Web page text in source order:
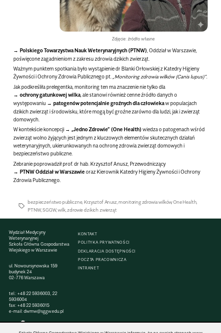
Zdjęcie: źródło własne
Polskiego Towarzystwa Nauk Weterynaryjnych (PTNW) , Oddział w Warszawie
poświęcone zagadnieniom z zakresu zdrowia dzikich zwierząt.
Ważnym punktem spotkania było wystąpieniedr Blanki Orłowskiejz Katedry Higieny
Żywności i Ochrony Zdrowia Publicznego pt.
„Monitoring zdrowia wilków (Canis lupus)”.
Jak podkreśliła prelegentka, monitoring ten ma znaczenie nie tylko dla
ochrony gatunkowej wilka , ale stanowi równieżcenne źródło danych o
występowaniu
patogenów potencjalnie groźnych dla człowiekaw populacjach
dzikich zwierząt i środowisku, które mogą być groźne zarówno dla ludzi, jak i zwierząt
domowych.
W kontekście koncepcji
„Jedno Zdrowie” (One Health) wiedza o patogenach wśród
zwierząt wolno żyjących jest jednym z kluczowych elementów skutecznych działań
weterynaryjnych, ukierunkowanych naochronę zdrowia zwierząt domowych i
bezpieczeństwo publiczne
Zebranie poprowadziłprof. dr hab. Krzysztof Anusz , Przewodniczący
PTNW Oddział w Warszawieoraz Kierownik Katedry Higieny Żywności i Ochrony
Zdrowia Publicznego.
bezpieczeństwo publiczne,Krzysztof Anusz,monitoring zdrowia wilków,One Health
PTNW,SGGW,wilk,zdrowie dzikich zwierząt
Wydział Medycyny
Weterynaryjnej
Szkoła Główna Gospodarstwa
Wiejskiego w Warszawie
ul. Nowoursynowska 159
budynek 24
02-776 Warszawa
tel.:+48 22 5936003 22
5936004
fax: +48 22 5936015
e-mail:dwmw@sggw.edu.pl
KONTAKT
POLITYKA PRYWATNOŚCI
DEKLARACJA DOSTĘPNOŚCI
POCZTA PRACOWNICZA
INTRANET